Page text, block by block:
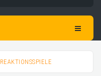
REAKTIONSSPIELE